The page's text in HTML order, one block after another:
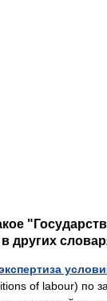
других
of labour) по